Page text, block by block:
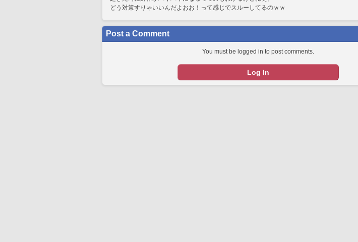
どう対策すりゃいいんだよおお！って感じでスルーしてるのｗｗ
Post a Comment
You must be logged in to post comments.
Log In